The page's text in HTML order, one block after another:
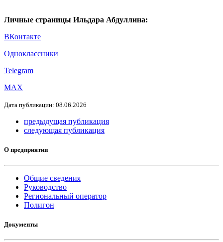
Личные страницы Ильдара Абдуллина:
ВКонтакте
Одноклассники
Telegram
МАХ
Дата публикации: 08.06.2026
предыдущая публикация
следующая публикация
О предприятии
Общие сведения
Руководство
Региональный оператор
Полигон
Документы